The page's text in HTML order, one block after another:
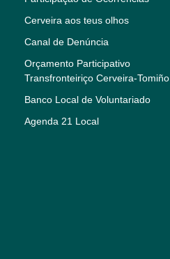
Cerveira aos teus olhos
Canal de Denúncia
Orçamento Participativo
Transfronteiriço Cerveira-Tomiño
Banco Local de Voluntariado
Agenda 21 Local